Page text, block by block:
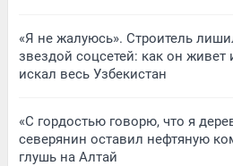
«Я не жалуюсь». Строитель
звездой соцсетей: как он
искал весь Узбекистан
«С гордостью говорю, что я
северянин оставил нефтяную
глушь на Алтай